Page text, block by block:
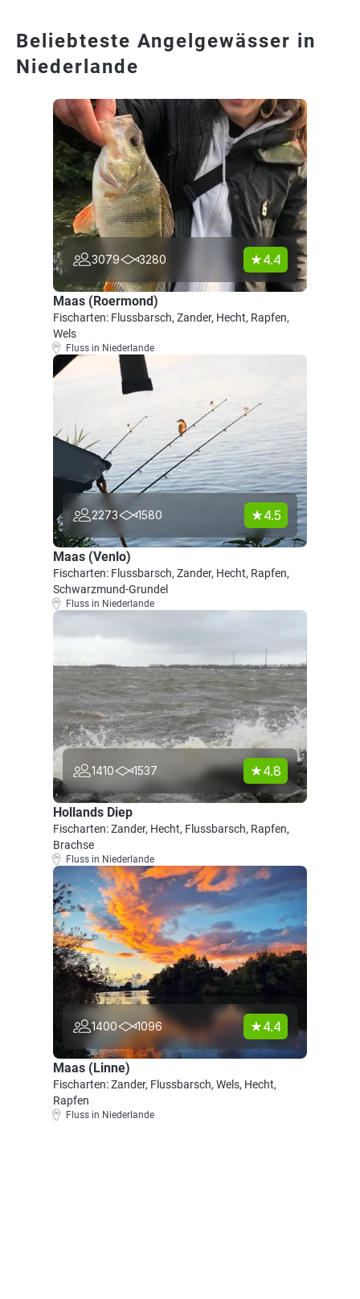
Beliebteste Angelgewässer in
Niederlande
3079 3280 4.4
Maas (Roermond)
Fischarten: Flussbarsch, Zander, Hecht, Rapfen,
Wels
Fluss in Niederlande
2273 1580 4.5
Maas (Venlo)
Fischarten: Flussbarsch, Zander, Hecht, Rapfen,
Schwarzmund-Grundel
Fluss in Niederlande
1410 1537 4.8
Hollands Diep
Fischarten: Zander, Hecht, Flussbarsch, Rapfen,
Brachse
Fluss in Niederlande
1400 1096 4.4
Maas (Linne)
Fischarten: Zander, Flussbarsch, Wels, Hecht,
Rapfen
Fluss in Niederlande